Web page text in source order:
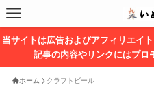
当サイトは広告およびアフィリエイ
記事の内容やリンクにはプロ
ホーム クラフトビール